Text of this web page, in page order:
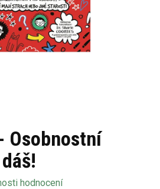
Osobnostní
hodnocení